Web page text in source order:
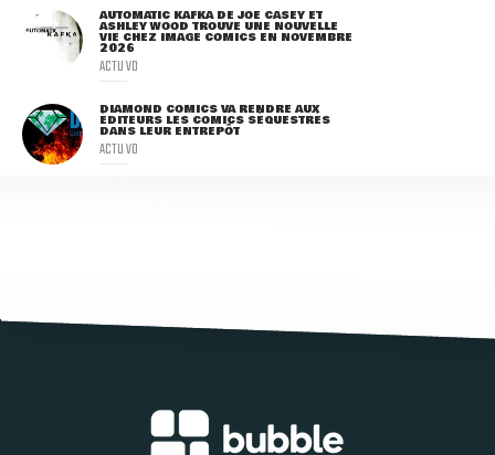
AUTOMATIC KAFKA DE JOE CASEY ET
ASHLEY WOOD TROUVE UNE NOUVELLE
VIE CHEZ IMAGE COMICS EN NOVEMBRE
2026
ACTU VO
DIAMOND COMICS VA RENDRE AUX
ÉDITEURS LES COMICS SÉQUESTRÉS
DANS LEUR ENTREPÔT
ACTU VO